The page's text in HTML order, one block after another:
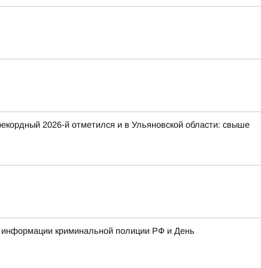
2026-й отметился и в Ульяновской области: свыше
информации криминальной полиции РФ и День